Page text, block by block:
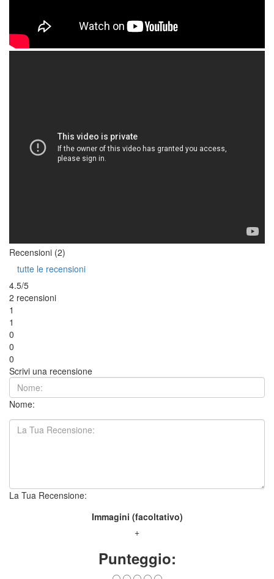
Recensioni (2)
tutte le recensioni
4.5/5
2 recensioni
1
1
0
0
0
Scrivi una recensione
Nome:
La Tua Recensione:
Immagini (facoltativo)
+
Punteggio: